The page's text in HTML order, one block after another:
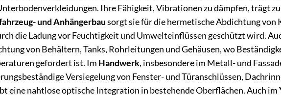
Ihre Fähigkeit, Vibrationen zu dämpfen, trägt
und Anhängerbausorgt sie für die hermetische Abdichtung
die Ladung vor Feuchtigkeit und Umwelteinflüssen geschützt wird.
von Behältern, Tanks, Rohrleitungen und Gehäusen, wo
gefordert ist. Im Handwerk, insbesondere im Metall- und
Versiegelung von Fenster- und Türanschlüssen,
eine nahtlose optische Integration in bestehende Oberflächen. Auch im